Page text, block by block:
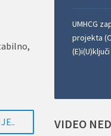
UMHCG
projekta
VIDEO